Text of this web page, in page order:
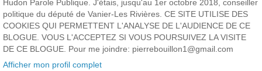
Hudon Parole Publique. J'étais, jusqu'au 1er octobre 2018, conseiller
politique du député de Vanier-Les Rivières. CE SITE UTILISE DES
COOKIES QUI PERMETTENT L'ANALYSE DE L'AUDIENCE DE CE
BLOGUE. VOUS L'ACCEPTEZ SI VOUS POURSUIVEZ LA VISITE
DE CE BLOGUE. Pour me joindre: pierrebouillon1@gmail.com
Afficher mon profil complet